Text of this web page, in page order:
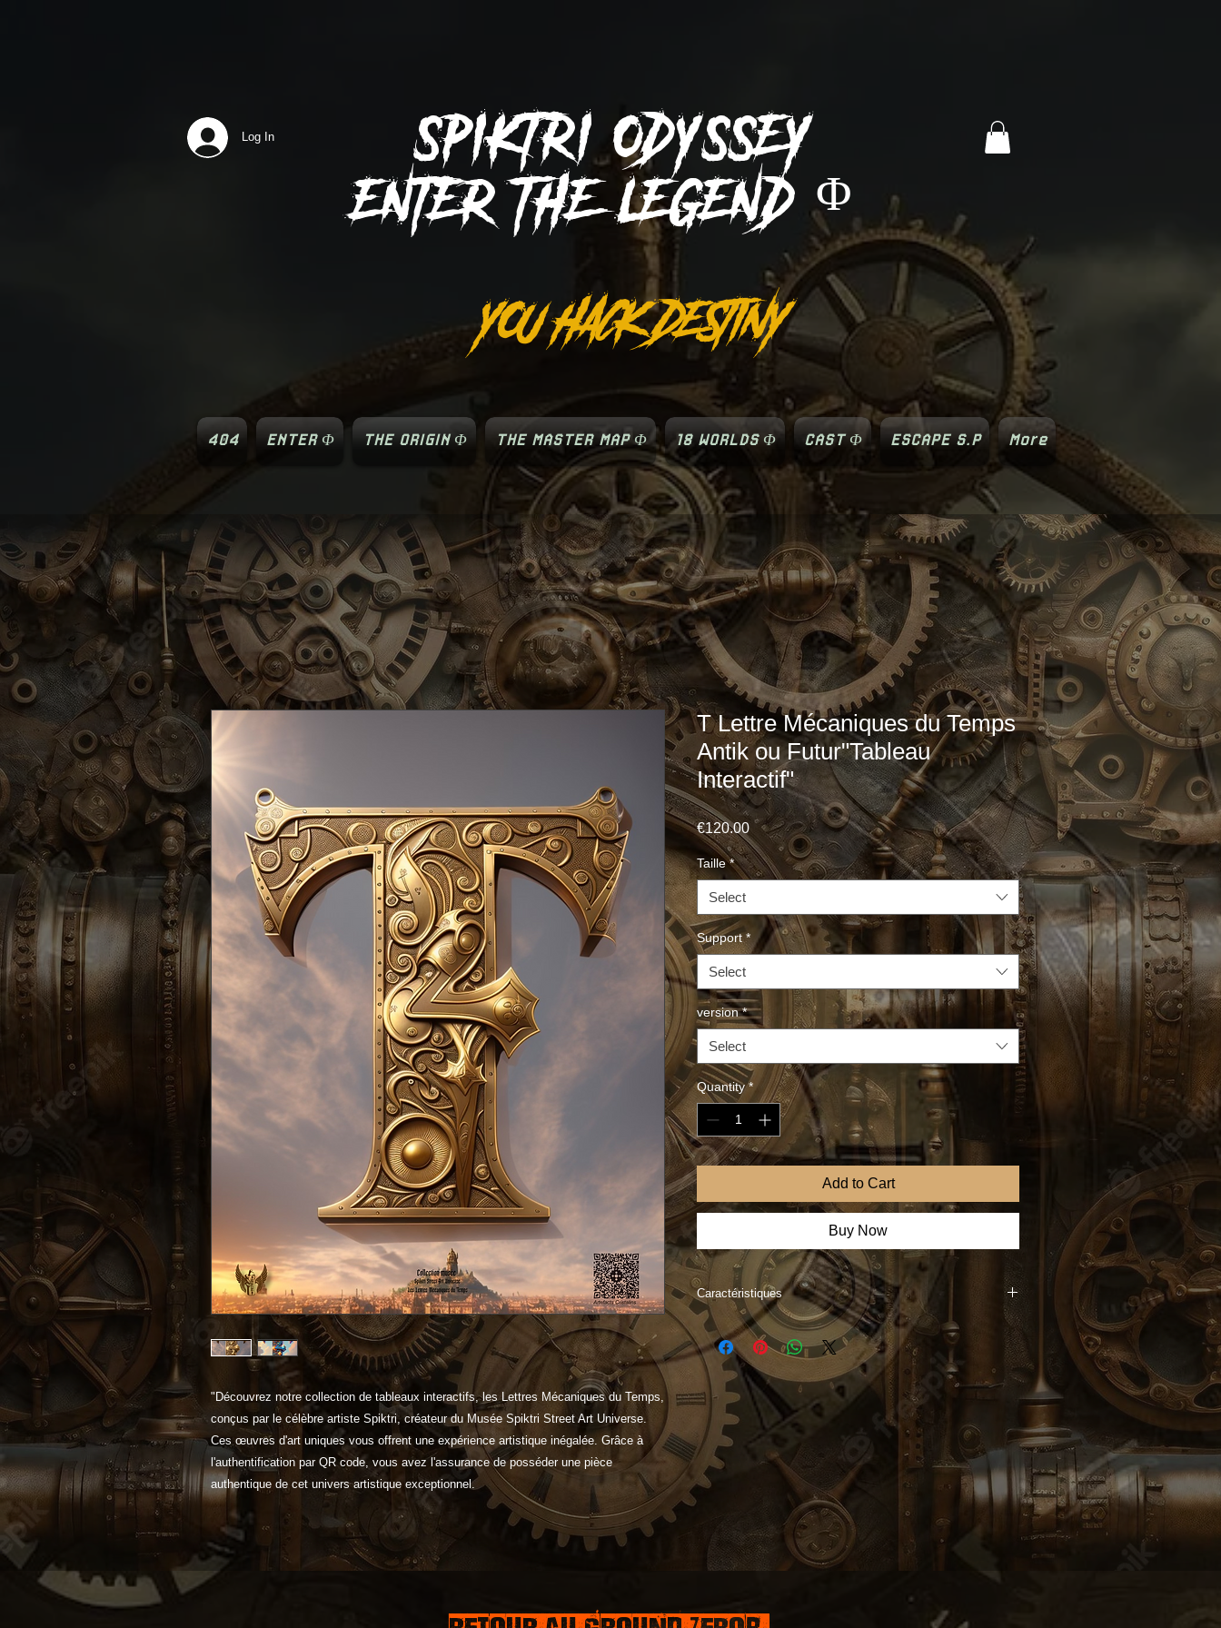
SPIKTRIODYSSEY
ENTER THE LEGEND Φ
Log In
YOU HACK DESTINY
404 ENTER Φ THE ORIGIN Φ THE MASTER MAP Φ 18 WORLDS Φ CAST Φ ESCAPE S.P More
"Découvrez notre collection de tableaux interactifs, les Lettres Mécaniques du Temps,
conçus par le célèbre artiste Spiktri, créateur du Musée Spiktri Street Art Universe.
Ces œuvres d'art uniques vous offrent une expérience artistique inégalée. Grâce à
l'authentification par QR code, vous avez l'assurance de posséder une pièce
authentique de cet univers artistique exceptionnel.
T Lettre Mécaniques du Temps
Antik ou Futur"Tableau
Interactif"
€120.00Price
Taille *
Select
Support *
Select
version *
Select
Quantity *
Add to Cart
Buy Now
Caractéristiques
Choisissez parmi une gamme de supports de haute
qualité, notamment le verre acrylique et l'aluminium
brossé, ainsi que différentes tailles pour adapter votre
œuvre à votre espace. Chaque tableau est doté de la
technologie interactive des Lettres Mécaniques du
Temps, qui vous permet de plonger dans le futur en un
instant.